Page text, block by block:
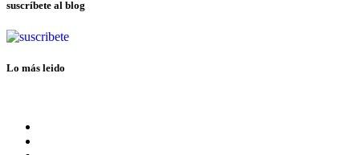
suscríbete al blog
Lo más leido